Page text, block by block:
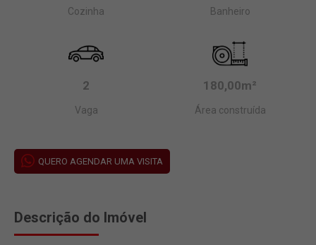
Cozinha Banheiro
2
Vaga
180,00m²
Área construída
QUERO AGENDAR UMA VISITA
Descrição do Imóvel